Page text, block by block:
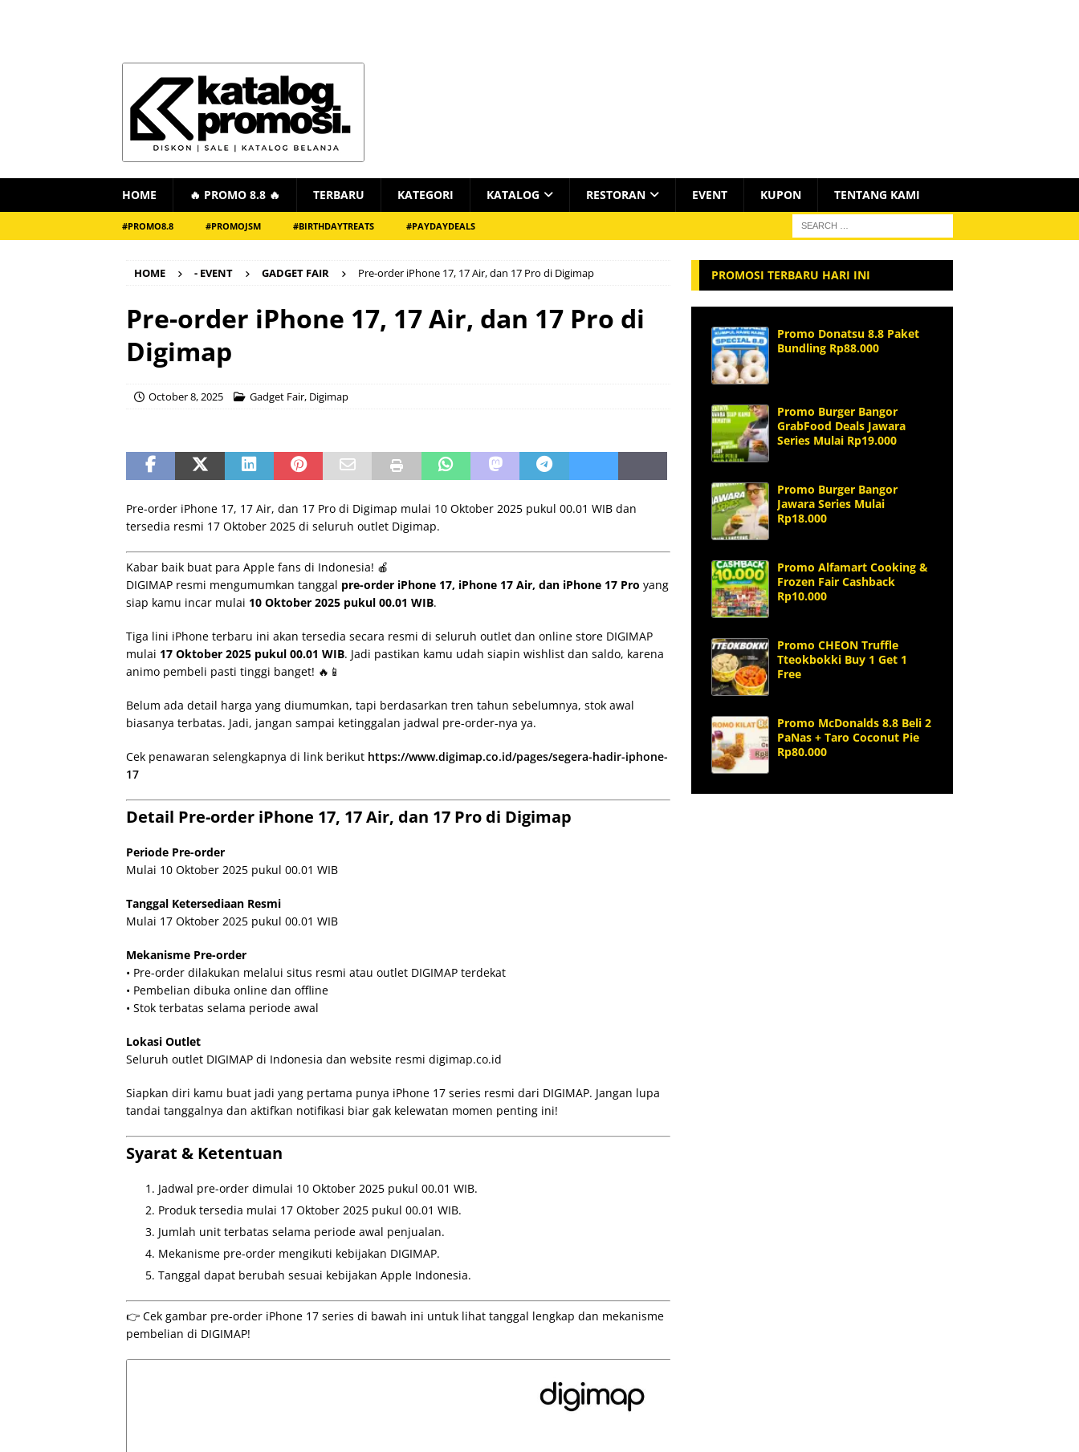
HOME 🔥 PROMO 8.8 🔥 TERBARU KATEGORI KATALOG RESTORAN EVENT KUPON TENTANG KAMI
#PROMO8.8 #PROMOJSM #BIRTHDAYTREATS #PAYDAYDEALS
HOME - EVENT GADGET FAIR Pre-order iPhone 17, 17 Air, dan 17 Pro di Digimap
Pre-order iPhone 17, 17 Air, dan 17 Pro di
Digimap
October 8, 2025 Gadget Fair, Digimap
Pre-order iPhone 17, 17 Air, dan 17 Pro di Digimap mulai 10 Oktober 2025 pukul 00.01 WIB dan
tersedia resmi 17 Oktober 2025 di seluruh outlet Digimap.
Kabar baik buat para Apple fans di Indonesia! 🍎
DIGIMAP resmi mengumumkan tanggal pre-order iPhone 17, iPhone 17 Air, dan iPhone 17 Pro yang
siap kamu incar mulai 10 Oktober 2025 pukul 00.01 WIB.
Tiga lini iPhone terbaru ini akan tersedia secara resmi di seluruh outlet dan online store DIGIMAP
mulai 17 Oktober 2025 pukul 00.01 WIB. Jadi pastikan kamu udah siapin wishlist dan saldo, karena
animo pembeli pasti tinggi banget! 🔥📱
Belum ada detail harga yang diumumkan, tapi berdasarkan tren tahun sebelumnya, stok awal
biasanya terbatas. Jadi, jangan sampai ketinggalan jadwal pre-order-nya ya.
Cek penawaran selengkapnya di link berikut https://www.digimap.co.id/pages/segera-hadir-iphone-
17
Detail Pre-order iPhone 17, 17 Air, dan 17 Pro di Digimap
Periode Pre-order
Mulai 10 Oktober 2025 pukul 00.01 WIB
Tanggal Ketersediaan Resmi
Mulai 17 Oktober 2025 pukul 00.01 WIB
Mekanisme Pre-order
• Pre-order dilakukan melalui situs resmi atau outlet DIGIMAP terdekat
• Pembelian dibuka online dan offline
• Stok terbatas selama periode awal
Lokasi Outlet
Seluruh outlet DIGIMAP di Indonesia dan website resmi digimap.co.id
Siapkan diri kamu buat jadi yang pertama punya iPhone 17 series resmi dari DIGIMAP. Jangan lupa
tandai tanggalnya dan aktifkan notifikasi biar gak kelewatan momen penting ini!
Syarat & Ketentuan
Jadwal pre-order dimulai 10 Oktober 2025 pukul 00.01 WIB.
Produk tersedia mulai 17 Oktober 2025 pukul 00.01 WIB.
Jumlah unit terbatas selama periode awal penjualan.
Mekanisme pre-order mengikuti kebijakan DIGIMAP.
Tanggal dapat berubah sesuai kebijakan Apple Indonesia.
👉 Cek gambar pre-order iPhone 17 series di bawah ini untuk lihat tanggal lengkap dan mekanisme
pembelian di DIGIMAP!
PROMOSI TERBARU HARI INI
Promo Donatsu 8.8 Paket
Bundling Rp88.000
Promo Burger Bangor
GrabFood Deals Jawara
Series Mulai Rp19.000
Promo Burger Bangor
Jawara Series Mulai
Rp18.000
Promo Alfamart Cooking &
Frozen Fair Cashback
Rp10.000
Promo CHEON Truffle
Tteokbokki Buy 1 Get 1
Free
Promo McDonalds 8.8 Beli 2
PaNas + Taro Coconut Pie
Rp80.000